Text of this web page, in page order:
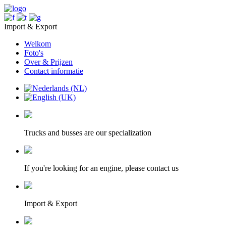
Import & Export
Welkom
Foto's
Over & Prijzen
Contact informatie
Trucks and busses are our specialization
If you're looking for an engine, please contact us
Import & Export